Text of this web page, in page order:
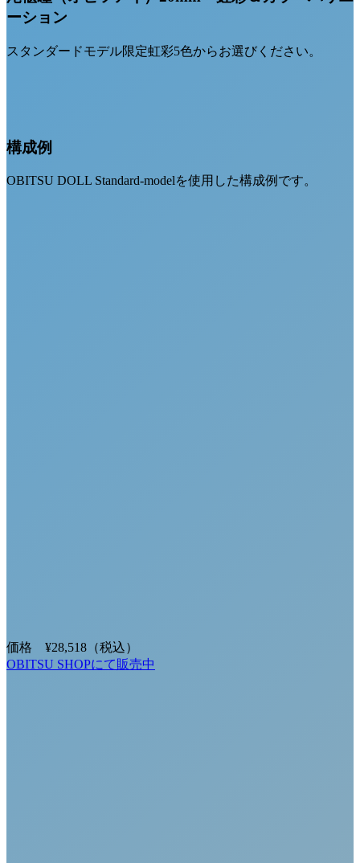
ーション
スタンダードモデル限定虹彩5色からお選びください。
構成例
OBITSU DOLL Standard-modelを使用した構成例です。
価格 ¥28,518 （税込）
OBITSU SHOPにて販売中